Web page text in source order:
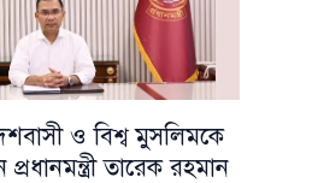
ও বিশ্ব মুসলিমকে
তারেক রহমান